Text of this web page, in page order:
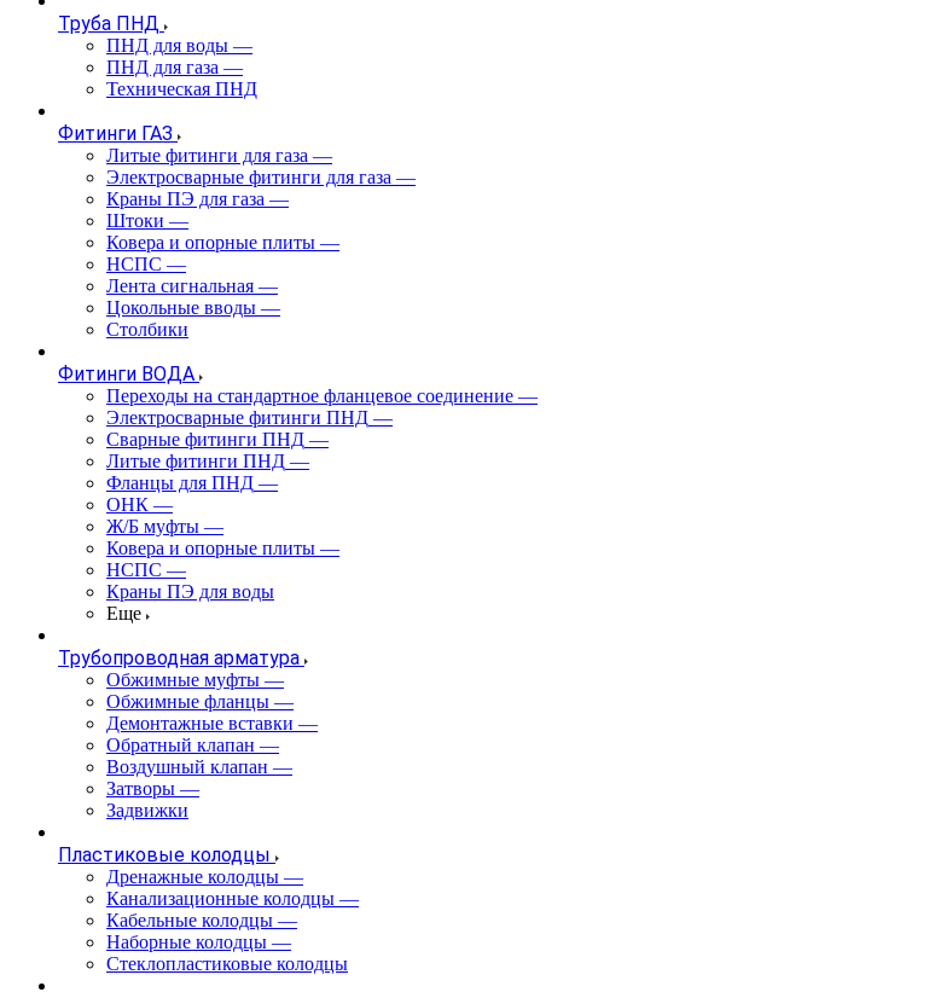
Труба ПНД
ПНД для воды —
ПНД для газа —
Техническая ПНД
Фитинги ГАЗ
Литые фитинги для газа —
Электросварные фитинги для газа —
Краны ПЭ для газа —
Штоки —
Ковера и опорные плиты —
НСПС —
Лента сигнальная —
Цокольные вводы —
Столбики
Фитинги ВОДА
Переходы на стандартное фланцевое соединение —
Электросварные фитинги ПНД —
Сварные фитинги ПНД —
Литые фитинги ПНД —
Фланцы для ПНД —
ОНК —
Ж/Б муфты —
Ковера и опорные плиты —
НСПС —
Краны ПЭ для воды
Еще
Трубопроводная арматура
Обжимные муфты —
Обжимные фланцы —
Демонтажные вставки —
Обратный клапан —
Воздушный клапан —
Затворы —
Задвижки
Пластиковые колодцы
Дренажные колодцы —
Канализационные колодцы —
Кабельные колодцы —
Наборные колодцы —
Стеклопластиковые колодцы